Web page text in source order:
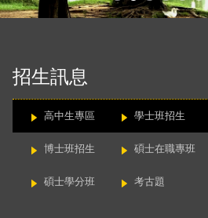
招生訊息
高中生專區 學士班招生
博士班招生 碩士在職專班
碩士學分班 考古題